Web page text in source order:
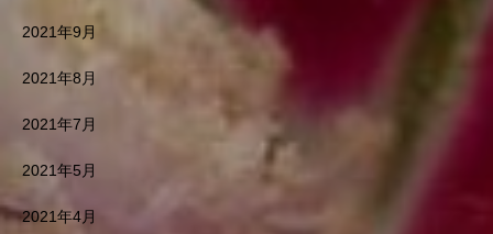
2021年9月
2021年8月
2021年7月
2021年5月
2021年4月